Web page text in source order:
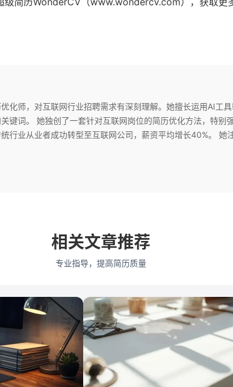
化师，对互联网行业招聘需求有深刻理解。她擅长运用AI工
法，特别强调项
从业者成功转型至互联网公司，薪资平均增长40%。 她注重简
相关文章推荐
专业指导，提高简历质量